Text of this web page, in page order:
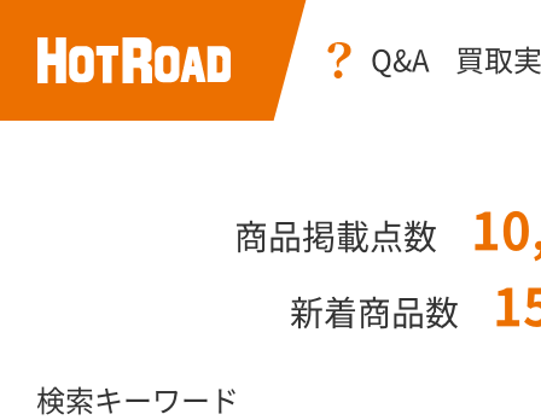
Q&A 買取
商品掲載点数
新着商品数
検索キーワード